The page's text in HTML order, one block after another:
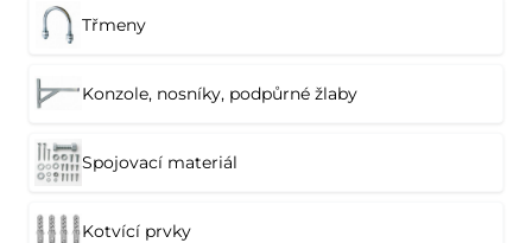
Třmeny
Konzole, nosníky, podpůrné žlaby
Spojovací materiál
Kotvící prvky